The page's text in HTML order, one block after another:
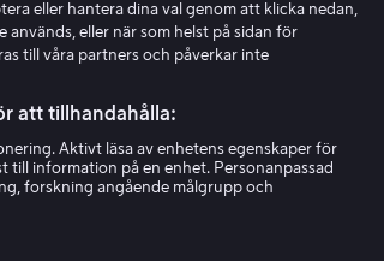
eller hantera dina val genom att klicka nedan,
eller när som helst på sidan för
till våra partners och påverkar inte
att tillhandahålla:
Aktivt läsa av enhetens egenskaper för
till information på en enhet. Personanpassad
forskning angående målgrupp och